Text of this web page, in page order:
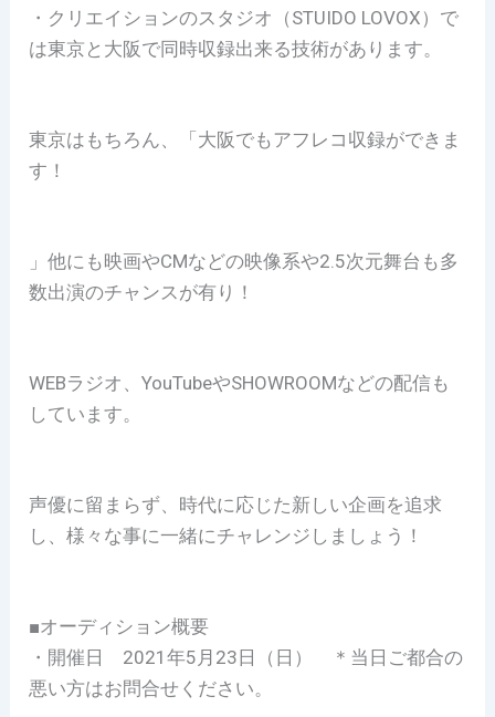
・クリエイションのスタジオ（STUIDO LOVOX）で
は東京と大阪で同時収録出来る技術があります。
東京はもちろん、「大阪でもアフレコ収録ができま
す！
」他にも映画やCMなどの映像系や2.5次元舞台も多
数出演のチャンスが有り！
WEBラジオ、YouTubeやSHOWROOMなどの配信も
しています。
声優に留まらず、時代に応じた新しい企画を追求
し、様々な事に一緒にチャレンジしましょう！
■オーディション概要
・開催日 2021年5月23日（日） ＊当日ご都合の
悪い方はお問合せください。